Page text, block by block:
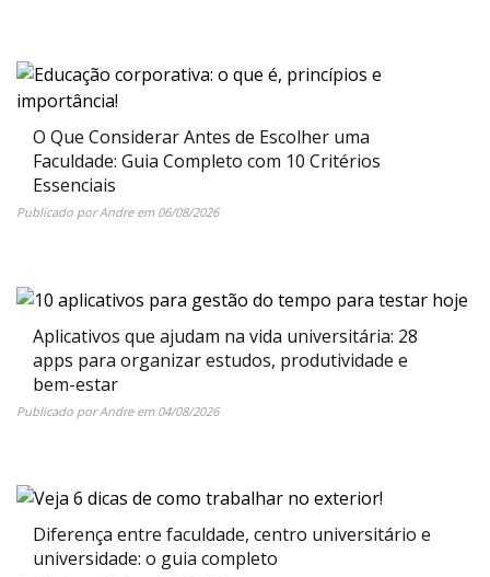
O Que Considerar Antes de Escolher uma
Faculdade: Guia Completo com 10 Critérios
Essenciais
Publicado porAndreem 06/08/2026
Aplicativos que ajudam na vida universitária: 28
apps para organizar estudos, produtividade e
bem-estar
Publicado porAndreem 04/08/2026
Diferença entre faculdade, centro universitário e
universidade: o guia completo